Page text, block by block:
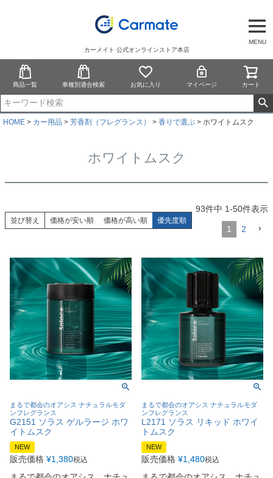
MENU
カーメイト 公式オンラインストア本店
商品一覧 車種別適合検索 お気に入り マイページ カート
HOME カー用品 芳香剤（フレグランス） 香りで選ぶ ホワイトムスク
ホワイトムスク
並び替え 価格が安い順 価格が高い順 優先度順
93件中 1-50件表示
1 2
まるで都会のオアシス ナチュラルモダ
ンフレグランス
G2151 ソラス ゲルラージ ホワ
イトムスク
NEW
販売価格 ¥1,380税込
まるで都会のオアシス ナチュラルモダ
ンフレグランス
L2171 ソラス リキッド ホワイ
トムスク
NEW
販売価格 ¥1,480税込